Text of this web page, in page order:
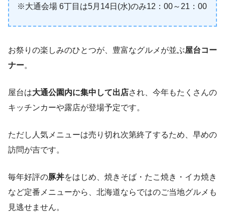
※大通会場 6丁目は5月14日(水)のみ12：00～21：00
お祭りの楽しみのひとつが、豊富なグルメが並ぶ屋台コー
ナー。
屋台は大通公園内に集中して出店され、今年もたくさんの
キッチンカーや露店が登場予定です。
ただし人気メニューは売り切れ次第終了するため、早めの
訪問が吉です。
毎年好評の豚丼をはじめ、焼きそば・たこ焼き・イカ焼き
など定番メニューから、北海道ならではのご当地グルメも
見逃せません。